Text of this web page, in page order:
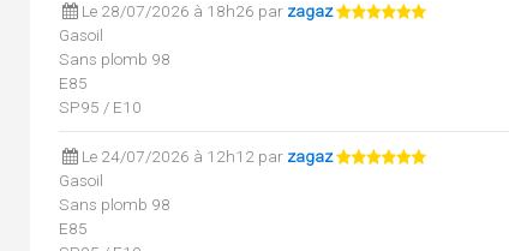
Le 28/07/2026 à 18h26 par zagaz
Gasoil
Sans plomb 98
E85
SP95 / E10
Le 24/07/2026 à 12h12 par zagaz
Gasoil
Sans plomb 98
E85